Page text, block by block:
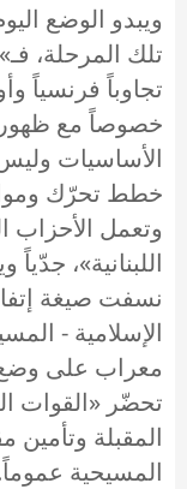
ويبدو الوضع
تلك المرحلة،
تجاوباً فرنسياً
خصوصاً مع
الأساسيات
خطط تحرّك
وتعمل الأحزاب
اللبنانية»،
نسفت صيغة
الإسلامية -
معراب على وضع
تحضّر «القوات
المقبلة وتأمين
المسيحية